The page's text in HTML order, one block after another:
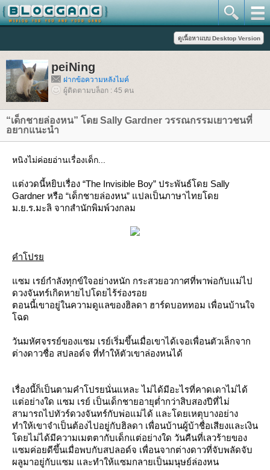
peiNing
ฝากข้อความหลังไมค์
ผู้ติดตามบล็อก : 45 คน
“เด็กชายล่องหน” โดย Sally Gardner วรรณกรรมเยาวชนที่
อยากแนะนำ
หนิงไม่ค่อยอ่านเรื่องเด็ก...
ต่งวดนี้หยิบเรื่อง “The Invisible Boy” ประพันธ์โดย Sally
Gardner หรือ “เด็กชายล่องหน” แปลเป็นภาษาไทยโด
ม.ย.ร.มะลิ จากสำนักพิมพ์วงกลม
คำโปร
ซม เรย์กำลังทุกข์ใจอย่างหนัก กระสวยอวกาศที่พาพ่อกับแม่ไป
ดวงจันทร์เกิดหายไปโดยไร้ร่องรอ
ตอนนี้เขาอยู่ในความดูแลของฮิลดา ฮาร์ดบอททอม เพื่อนบ้านใจ
ฉด
วันมหัศจรรย์ของแซม เรย์เริ่มขึ้นเมื่อเขาได้เจอเพื่อนตัวเล็กจาก
ต่างดาวชื่อ สปลอด์จ ที่ทำให้ตัวเขาล่องหนได้
เรื่องนี้ก็เป็นตามคำโปรยนั่นแหละ ไม่ได้มีอะไรที่คาดเดาไม่ได้
ต่อย่างใด แซม เรย์ เป็นเด็กชายอายุต่ำกว่าสิบสองปีที่ไม่
สามารถไปทัวร์ดวงจันทร์กับพ่อแม่ได้ และโดยเหตุบางอย่าง
ทำให้เขาจำเป็นต้องไปอยู่กับฮิลดา เพื่อนบ้านผู้บ้าชื่อเสียงและเงิน
ดยไม่ได้มีความเมตตากับเด็กแต่อย่างใด วันคืนที่เลวร้ายของ
ซมค่อยดีขึ้นเมื่อพบกับสปลอด์จ เพื่อนจากต่างดาวที่จับพลัดจับ
ผลูมาอยู่กับแซม และทำให้แซมกลายเป็นมนุษย์ล่องหน